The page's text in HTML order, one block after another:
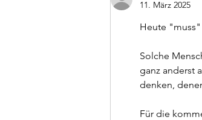
11. März 2025
Heute
Solche
ganz anderst
denken,
Für die